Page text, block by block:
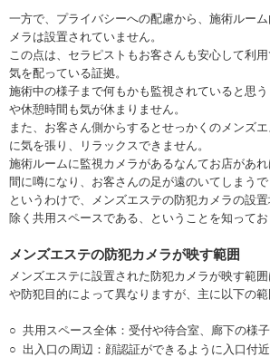
一方で、プライバシーへの配慮から、施術ルー
メラは設置されていません。
この点は、セラピストもお客さんも安心して利
気を配っている証拠。
施術中の様子まで何もかも監視されていると思
や休憩時間も気が休まりません。
また、お客さん側からするとせっかくのメンズ
に気を張り、リラックスできません。
施術ルームに監視カメラがあるなんてお店があ
間に噂になり、お客さんの足が遠のいてしまうで
というわけで、メンズエステの防犯カメラの設
除く共用スペースである、ということを知ってお
メンズエステの防犯カメラが映す範囲
メンズエステに設置された防犯カメラが映す範
や防犯目的によって異なりますが、主に以下の範
共用スペース全体：受付や待合室、廊下の様子
出入口の周辺：顔認証ができるように入口付近